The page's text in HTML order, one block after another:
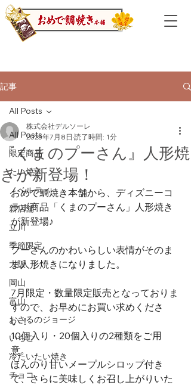
記事
All Posts
限定商品
たい焼き
ノベルティ
新店舗
立川
季節限定
大阪
岡山
富山
おさるのジョージ
いちご
冷たいたい焼き
チョコ
All Posts
『くまのプーさん』人形焼
きが新登場！
株式会社デルソーレ
2025年7月8日 読了時間: 1分
おめで鯛焼き本舗から、ディズニーコ
ラボ商品「くまのプーさん」人形焼き
が新登場♪
プーさんのかわいらしい表情がそのま
ま人形焼きになりました。
7月限定・数量限定販売となっておりま
すので、お早めにお買い求めくださ
い！
10個入り・20個入りの2種類をご用
意。
ほんのり甘いメープルシロップ付き
で、さらに美味しくお召し上がりいた